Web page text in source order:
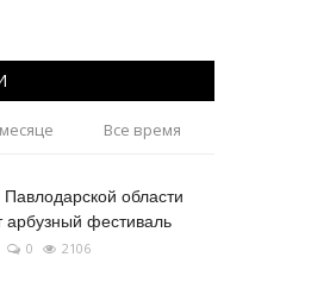
Все время
области
арбузный фестиваль
0 2106